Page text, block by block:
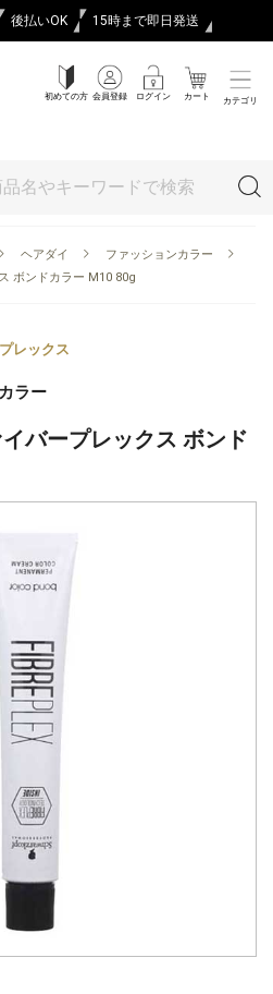
後払いOK 15時まで即日発送
初めての方 会員登録 ログイン カート カテゴリ
ヘアダイ
ファッションカラー
ボンドカラー M10 80g
レックス
ラー
バープレックス ボンド